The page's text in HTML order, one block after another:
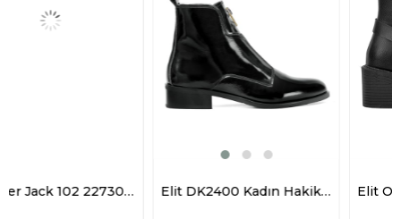
Hammer Jack 102 22730-Z Paulina Kadın Hakiki Deri Klasik Bot Siyah Elit DK2400 Kadın Hakiki Deri Klasik Bot Siyah